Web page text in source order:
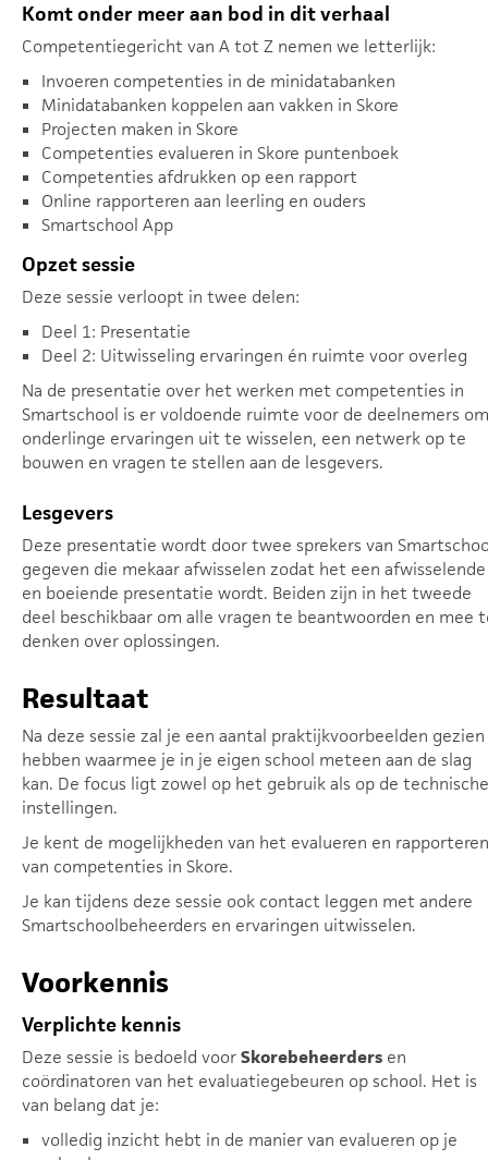
Komt onder meer aan bod in dit verhaal
Competentiegericht van A tot Z nemen we letterlijk:
Invoeren competenties in de minidatabanken
Minidatabanken koppelen aan vakken in Skore
Projecten maken in Skore
Competenties evalueren in Skore puntenboek
Competenties afdrukken op een rapport
Online rapporteren aan leerling en ouders
Smartschool App
Opzet sessie
Deze sessie verloopt in twee delen:
Deel 1: Presentatie
Deel 2: Uitwisseling ervaringen én ruimte voor overleg
Na de presentatie over het werken met competenties in
Smartschool is er voldoende ruimte voor de deelnemers om
onderlinge ervaringen uit te wisselen, een netwerk op te
bouwen en vragen te stellen aan de lesgevers.
Lesgevers
Deze presentatie wordt door twee sprekers van
gegeven die mekaar afwisselen zodat het een afwisselende
en boeiende presentatie wordt. Beiden zijn in het tweede
deel beschikbaar om alle vragen te beantwoorden en mee
denken over oplossingen.
Resultaat
Na deze sessie zal je een aantal praktijkvoorbeelden gezien
hebben waarmee je in je eigen school meteen aan de slag
kan. De focus ligt zowel op het gebruik als op de technische
instellingen.
Je kent de mogelijkheden van het evalueren en rapporteren
van competenties in Skore.
Je kan tijdens deze sessie ook contact leggen met andere
Smartschoolbeheerders en ervaringen uitwisselen.
Voorkennis
Verplichte kennis
Deze sessie is bedoeld voorSkorebeheerders en
coördinatoren van het evaluatiegebeuren op school. Het is
van belang dat je:
volledig inzicht hebt in de manier van evalueren op je